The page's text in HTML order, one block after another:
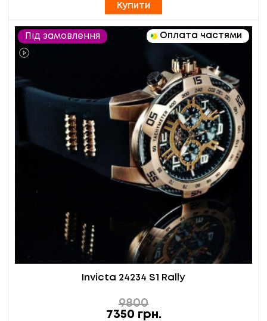
Купити
Під замовлення Оплата частями
Invicta 24234 S1 Rally
9800
7350 грн.